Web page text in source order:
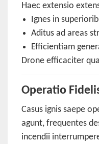
Haec extensio
Ignes in
Aditus ad areas
Efficientiam
Drone efficaciter
Operatio
Casus ignis saepe
agunt, frequentes
incendii